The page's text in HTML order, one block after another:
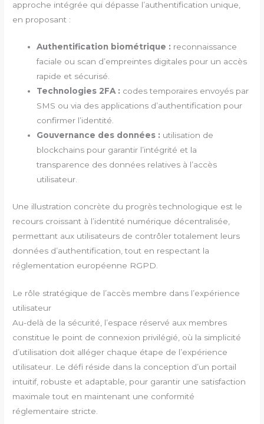
approche intégrée qui dépasse l’authentification unique,
en proposant :
Authentification biométrique : reconnaissance
faciale ou scan d’empreintes digitales pour un accès
rapide et sécurisé.
Technologies 2FA : codes temporaires envoyés par
SMS ou via des applications d’authentification pour
confirmer l’identité.
Gouvernance des données : utilisation de
blockchains pour garantir l’intégrité et la
transparence des données relatives à l’accès
utilisateur.
Une illustration concrète du progrès technologique est le
recours croissant à l’identité numérique décentralisée,
permettant aux utilisateurs de contrôler totalement leurs
données d’authentification, tout en respectant la
réglementation européenne RGPD.
Le rôle stratégique de l’accès membre dans l’expérience
utilisateur
Au-delà de la sécurité, l’espace réservé aux membres
constitue le point de connexion privilégié, où la simplicité
d’utilisation doit alléger chaque étape de l’expérience
utilisateur. Le défi réside dans la conception d’un portail
intuitif, robuste et adaptable, pour garantir une satisfaction
maximale tout en maintenant une conformité
réglementaire stricte.